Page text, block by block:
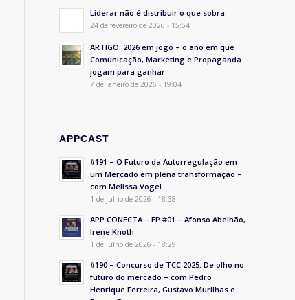
Liderar não é distribuir o que sobra
24 de fevereiro de 2026 - 15:54
ARTIGO: 2026 em jogo – o ano em que
Comunicação, Marketing e Propaganda
jogam para ganhar
7 de janeiro de 2026 - 19:04
APPCAST
#191 – O Futuro da Autorregulação em
um Mercado em plena transformação –
com Melissa Vogel
1 de julho de 2026 - 18:38
APP CONECTA – EP #01 – Afonso Abelhão,
Irene Knoth
1 de julho de 2026 - 18:29
#190 – Concurso de TCC 2025: De olho no
futuro do mercado – com Pedro
Henrique Ferreira, Gustavo Murilhas e